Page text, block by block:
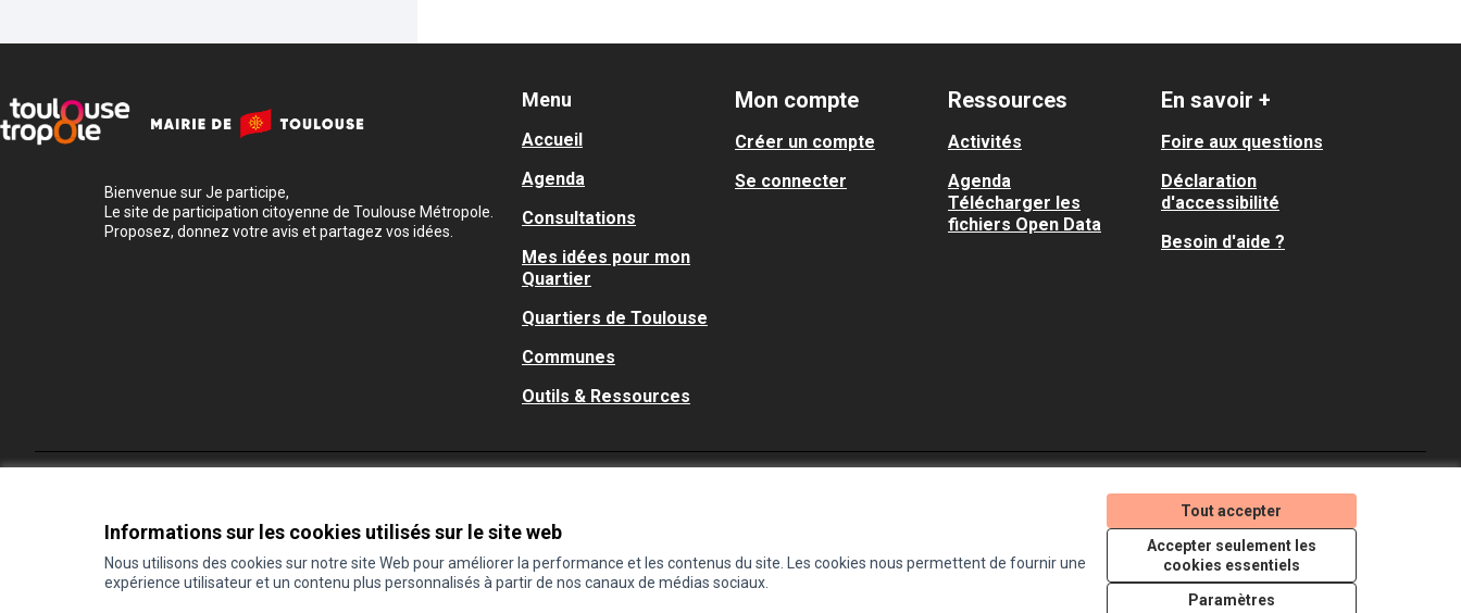
Informations sur les cookies utilisés sur le site web
Nous utilisons des cookies sur notre site Web pour améliorer la performance et les contenus du site. Les cookies nous permettent de fournir une
expérience utilisateur et un contenu plus personnalisés à partir de nos canaux de médias sociaux.
Tout accepter
Accepter seulement les
cookies essentiels
Paramètres
Bienvenue sur Je participe,
Le site de participation citoyenne de Toulouse Métropole.
Proposez, donnez votre avis et partagez vos idées.
Menu
Accueil
Agenda
Consultations
Mes idées pour mon
Quartier
Quartiers de Toulouse
Communes
Outils & Ressources
Mon compte
Créer un compte
Se connecter
Ressources
Activités
Agenda
Télécharger les
fichiers Open Data
En savoir +
Foire aux questions
Déclaration
d'accessibilité
Besoin d'aide ?
(Lien externe)
(Lien externe)
(Lien externe)
Licence Creative
(Lien externe)